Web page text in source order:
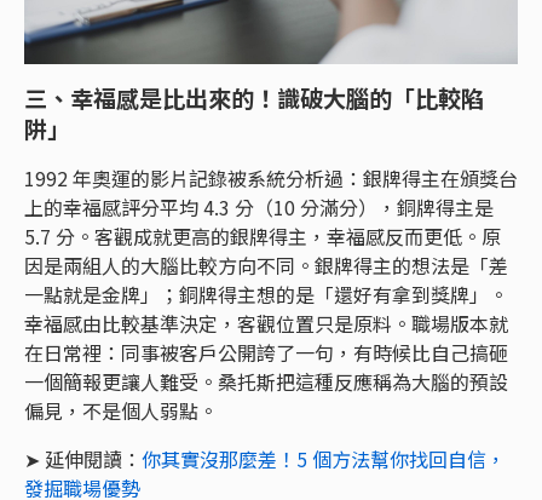
三、 幸福感是比出來的！識破大腦的「比較陷
阱」
1992 年奧運的影片記錄被系統分析過：銀牌得主在頒獎台
上的幸福感評分平均 4.3 分（10 分滿分），銅牌得主是
5.7 分。客觀成就更高的銀牌得主，幸福感反而更低。原
因是兩組人的大腦比較方向不同。銀牌得主的想法是「差
一點就是金牌」；銅牌得主想的是「還好有拿到獎牌」。
幸福感由比較基準決定，客觀位置只是原料。職場版本就
在日常裡：同事被客戶公開誇了一句，有時候比自己搞砸
一個簡報更讓人難受。桑托斯把這種反應稱為大腦的預設
偏見，不是個人弱點。
➤ 延伸閱讀： 你其實沒那麼差！5 個方法幫你找回自信，
發掘職場優勢